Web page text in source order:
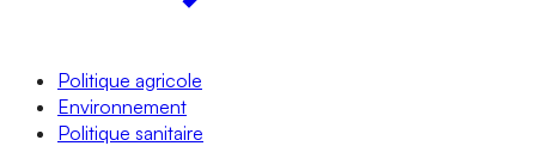
Politique agricole
Environnement
Politique sanitaire